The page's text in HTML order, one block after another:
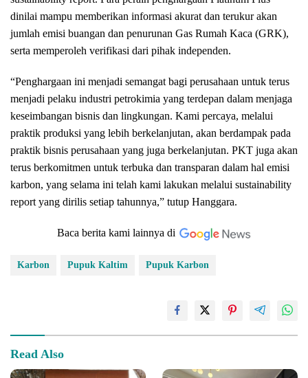
dinilai mampu memberikan informasi akurat dan terukur akan
jumlah emisi buangan dan penurunan Gas Rumah Kaca (GRK),
serta memperoleh verifikasi dari pihak independen.
“Penghargaan ini menjadi semangat bagi perusahaan untuk terus
menjadi pelaku industri petrokimia yang terdepan dalam menjaga
keseimbangan bisnis dan lingkungan. Kami percaya, melalui
praktik produksi yang lebih berkelanjutan, akan berdampak pada
praktik bisnis perusahaan yang juga berkelanjutan. PKT juga akan
terus berkomitmen untuk terbuka dan transparan dalam hal emisi
karbon, yang selama ini telah kami lakukan melalui sustainability
report yang dirilis setiap tahunnya,” tutup Hanggara.
Baca berita kami lainnya di
Karbon Pupuk Kaltim Pupuk Karbon
Read Also